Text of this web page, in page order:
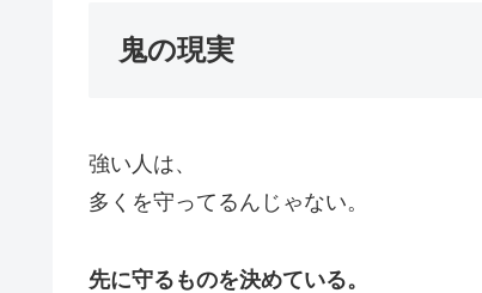
鬼の現実
強い人は、
多くを守ってるんじゃない。
先に守るものを決めている。